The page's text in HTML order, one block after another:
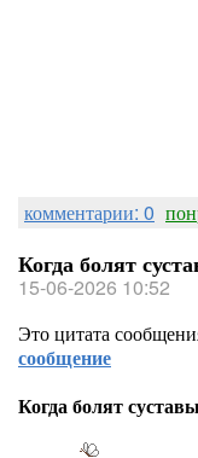
комментарии: 0
Когда болят
15-06-2026 10:52
Это цитата
сообщение
Когда болят